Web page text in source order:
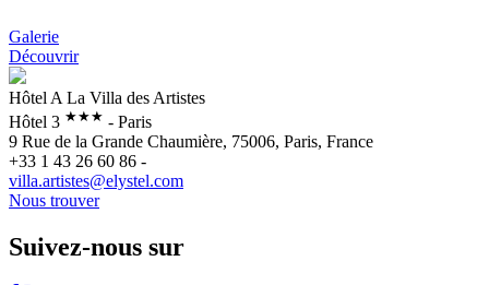
Galerie
Découvrir
Hôtel A La Villa des Artistes
Hôtel 3 ★★★ - Paris
9 Rue de la Grande Chaumière, 75006, Paris, France
+33 1 43 26 60 86 -
villa.artistes@elystel.com
Nous trouver
Suivez-nous sur